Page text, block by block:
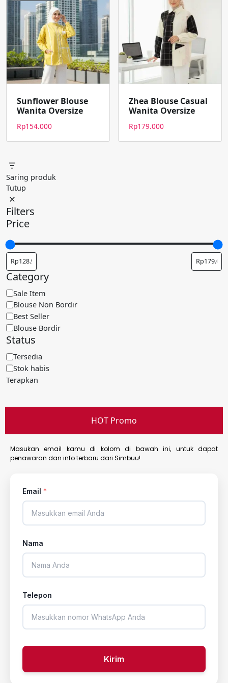
Sunflower Blouse
Wanita Oversize
Rp154.000
Zhea Blouse Casual
Wanita Oversize
Rp179.000
Saring produk
Tutup
Filters
Price
Category
Sale Item
Blouse Non Bordir
Best Seller
Blouse Bordir
Status
Tersedia
Stok habis
Terapkan
HOT Promo
Masukan email kamu di kolom di bawah ini, untuk dapat
penawaran dan info terbaru dari Simbuu!
Email *
Nama
Telepon
Kirim